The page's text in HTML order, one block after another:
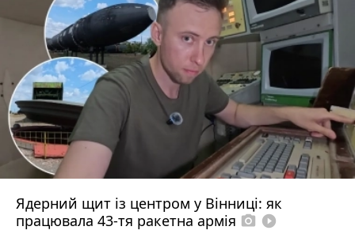
Ядерний щит із центром у Вінниці: як
працювала 43-тя ракетна армія photo_camera play_circle_filled